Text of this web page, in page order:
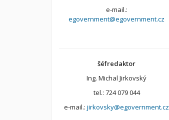
e-mail.:
egovernment@egovernment.cz
šéfredaktor
Ing. Michal Jirkovský
tel.: 724 079 044
e-mail.:jirkovsky@egovernment.cz